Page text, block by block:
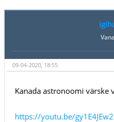
09-04-2020, 18:55
Kanada astronoomi värske
https://youtu.be/